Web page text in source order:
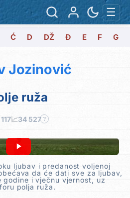
☰
Ć D DŽ Đ E F G
Jozinović
ruža
📈34 527 ?
ljubav i predanost voljenoj
da će dati sve za ljubav,
godine i vječnu vjernost, uz
polja ruža.